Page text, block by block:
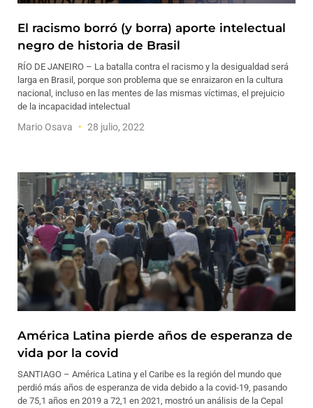
El racismo borró (y borra) aporte intelectual
negro de historia de Brasil
RÍO DE JANEIRO – La batalla contra el racismo y la desigualdad será
larga en Brasil, porque son problema que se enraizaron en la cultura
nacional, incluso en las mentes de las mismas víctimas, el prejuicio
de la incapacidad intelectual
Mario Osava 28 julio, 2022
América Latina pierde años de esperanza de
vida por la covid
SANTIAGO – América Latina y el Caribe es la región del mundo que
perdió más años de esperanza de vida debido a la covid-19, pasando
de 75,1 años en 2019 a 72,1 en 2021, mostró un análisis de la Cepal